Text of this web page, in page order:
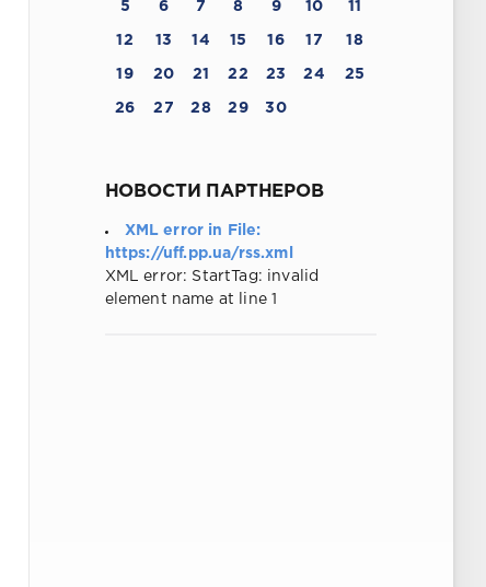
5 6 7 8 9 10 11
12 13 14 15 16 17 18
19 20 21 22 23 24 25
26 27 28 29 30
НОВОСТИ ПАРТНЕРОВ
XML error in File:
https://uff.pp.ua/rss.xml
XML error: StartTag: invalid
element name at line 1